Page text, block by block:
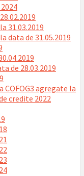
31.03.2019
data de 31.05.2019
de 28.03.2019
agregate la
credite 2022